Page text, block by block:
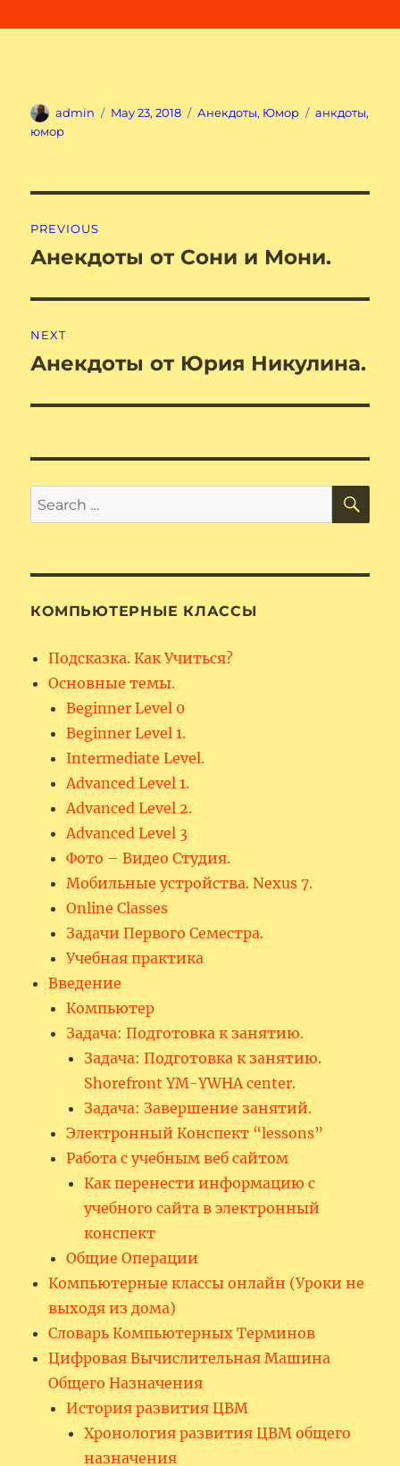
Author
admin
Posted
May 23, 2018 Categories
Анекдоты, Юмор Tags
анкдоты,
юмор
navigation
PREVIOUS
Previous
Анекдоты от Сони и Мони.
NEXT
Next
Анекдоты от Юрия Никулина.
Search
for:
КОМПЬЮТЕРНЫЕ КЛАССЫ
Подсказка. Как Учиться?
Основные темы.
Beginner Level 0
Beginner Level 1.
Intermediate Level.
Advanced Level 1.
Advanced Level 2.
Advanced Level 3
Фото – Видео Студия.
Мобильные устройства. Nexus 7.
Online Classes
Задачи Первого Семестра.
Учебная практика
Введение
Компьютер
Задача: Подготовка к занятию.
Задача: Подготовка к занятию.
Shorefront YM-YWHA center.
Задача: Завершение занятий.
Электронный Конспект “lessons”
Работа с учебным веб сайтом
Как перенести информацию с
учебного сайта в электронный
конспект
Общие Операции
Компьютерные классы онлайн (Уроки не
выходя из дома)
Словарь Компьютерных Терминов
Цифровая Вычислительная Машина
Общего Назначения
История развития ЦВМ
Хронология развития ЦВМ общего
назначения